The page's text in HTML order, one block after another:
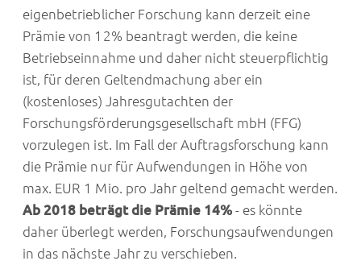
eigenbetrieblicher Forschung kann derzeit eine
Prämie von 12% beantragt werden, die keine
Betriebseinnahme und daher nicht steuerpflichtig
ist, für deren Geltendmachung aber ein
(kostenloses) Jahresgutachten der
Forschungsförderungsgesellschaft mbH (FFG)
vorzulegen ist. Im Fall der Auftragsforschung kann
die Prämie nur für Aufwendungen in Höhe von
max. EUR 1 Mio. pro Jahr geltend gemacht werden.
Ab 2018 beträgt die Prämie 14%- es könnte
daher überlegt werden, Forschungsaufwendungen
in das nächste Jahr zu verschieben.